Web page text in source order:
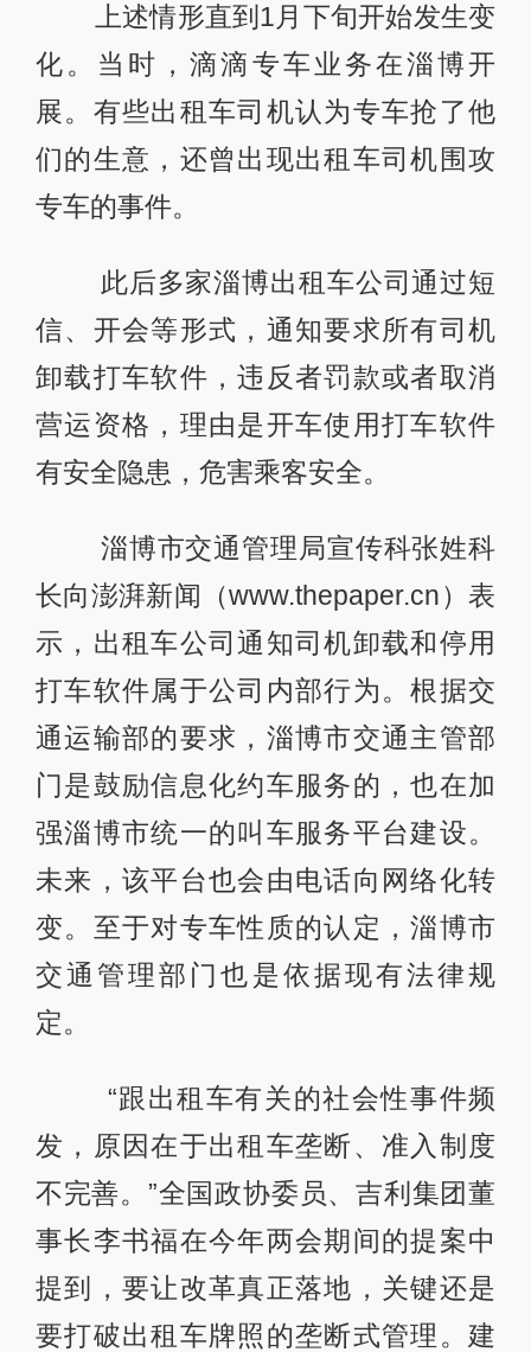
上述情形直到1月下旬开始发生变
化。当时，滴滴专车业务在淄博开
展。有些出租车司机认为专车抢了他
们的生意，还曾出现出租车司机围攻
专车的事件。
此后多家淄博出租车公司通过短
信、开会等形式，通知要求所有司机
卸载打车软件，违反者罚款或者取消
营运资格，理由是开车使用打车软件
有安全隐患，危害乘客安全。
淄博市交通管理局宣传科张姓科
长向澎湃新闻（www.thepaper.cn）表
示，出租车公司通知司机卸载和停用
打车软件属于公司内部行为。根据交
通运输部的要求，淄博市交通主管部
门是鼓励信息化约车服务的，也在加
强淄博市统一的叫车服务平台建设。
未来，该平台也会由电话向网络化转
变。至于对专车性质的认定，淄博市
交通管理部门也是依据现有法律规
定。
“跟出租车有关的社会性事件频
发，原因在于出租车垄断、准入制度
不完善。”全国政协委员、吉利集团董
事长李书福在今年两会期间的提案中
提到，要让改革真正落地，关键还是
要打破出租车牌照的垄断式管理。建